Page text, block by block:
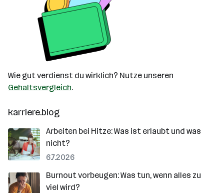
Wie gut verdienst du wirklich? Nutze unseren
Gehaltsvergleich.
karriere.blog
Arbeiten bei Hitze: Was ist erlaubt und was
nicht?
6.7.2026
Burnout vorbeugen: Was tun, wenn alles zu
viel wird?